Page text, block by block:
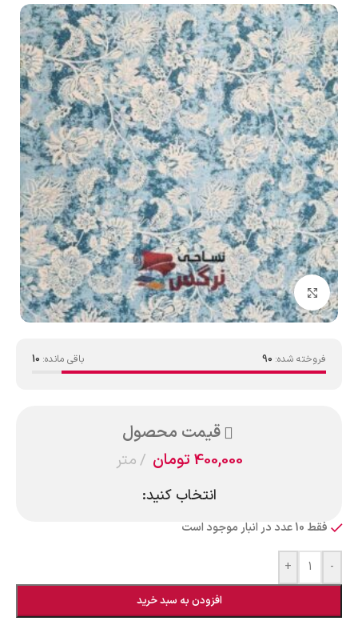
بزرگنمایی تصویر
فروخته شده: 90 باقی مانده: 10
قیمت محصول
400,000تومان متر
انتخاب کنید:
فقط 10 عدد در انبار موجود است
-
+
افزودن به سبد خرید